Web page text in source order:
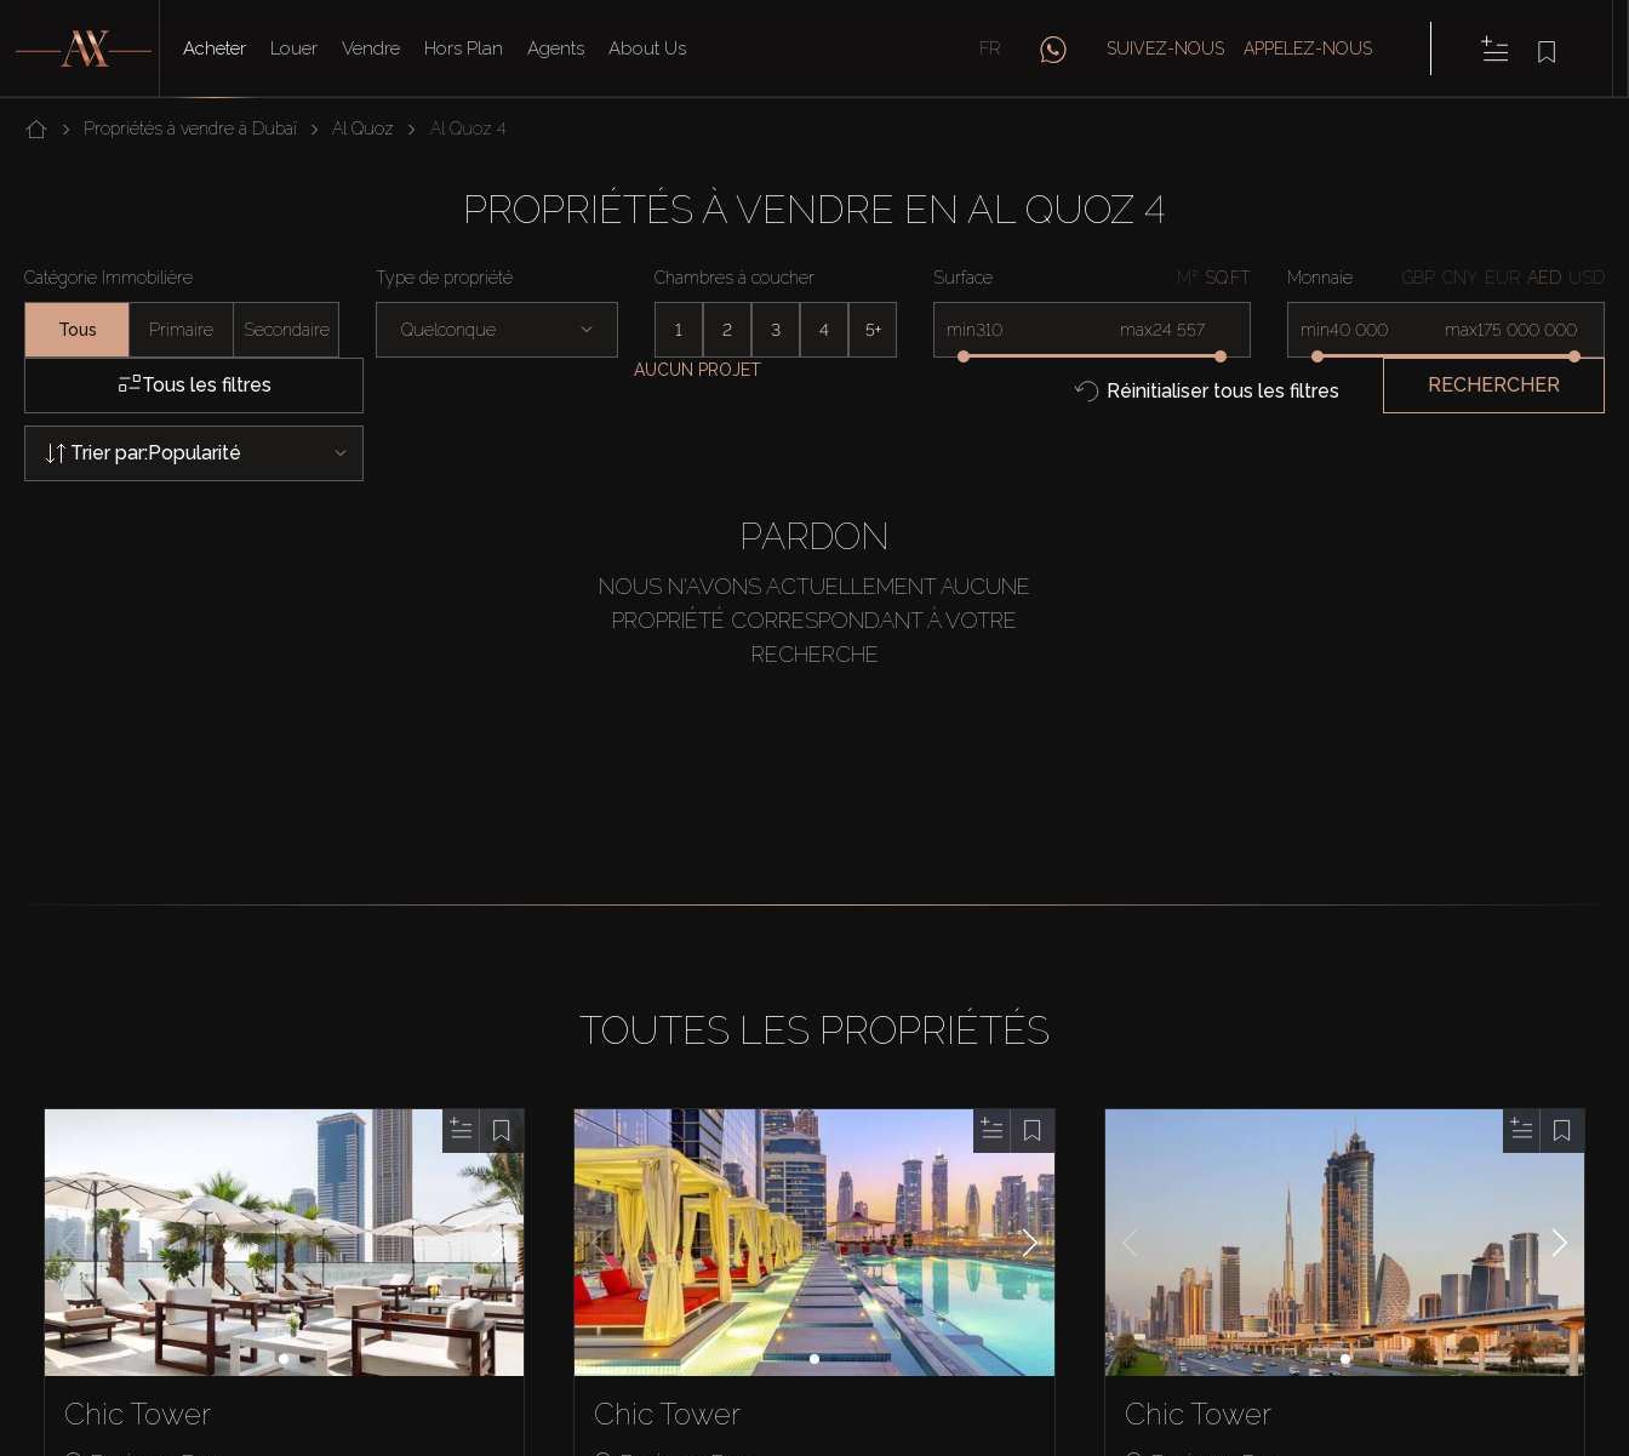
Acheter Louer Vendre Hors Plan Agents About Us FR SUIVEZ-NOUS APPELEZ-NOUS
Propriétés à vendre à Dubaï Al Quoz Al Quoz 4
PROPRIÉTÉS À VENDRE EN AL QUOZ 4
Catégorie Immobilière
Tous Primaire Secondaire
Type de propriété
Quelconque
Chambres à coucher
1 2 3 4 5+
Surface M² SQ.FT
min max
Monnaie GBP CNY EUR AED USD
min max
Tous les filtres
AUCUN PROJET
Réinitialiser tous les filtres RECHERCHER
Trier par:Popularité
PARDON
NOUS N'AVONS ACTUELLEMENT AUCUNE
PROPRIÉTÉ CORRESPONDANT À VOTRE
RECHERCHE
TOUTES LES PROPRIÉTÉS
Chic Tower Chic Tower Chic Tower